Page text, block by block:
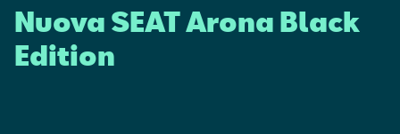
Service
Nuova SEAT Arona Black
Edition